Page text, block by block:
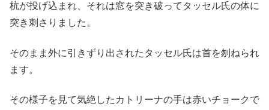
杭が投げ込まれ、それは窓を突き破ってタッセル氏の体に
突き刺さりました。
そのまま外に引きずり出されたタッセル氏は首を刎ねられ
ます。
その様子を見て気絶したカトリーナの手は赤いチョークで